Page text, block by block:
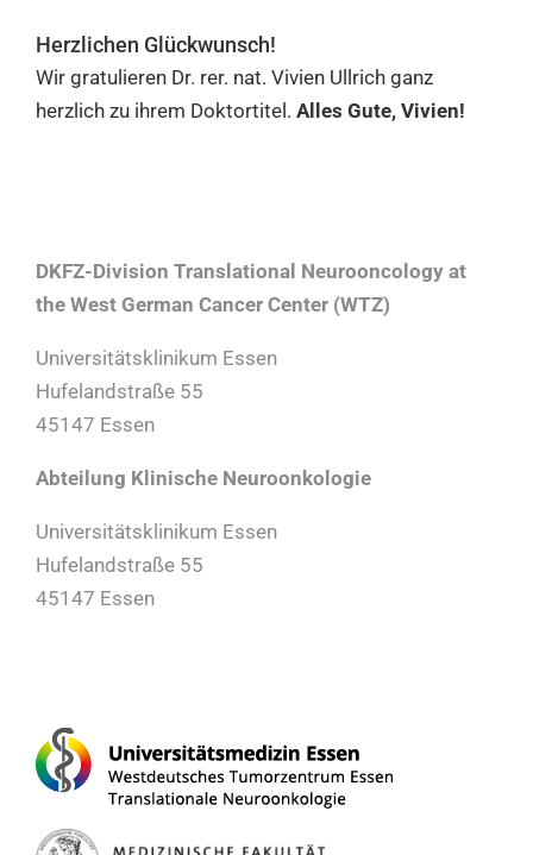
Herzlichen Glückwunsch!
Wir gratulieren Dr. rer. nat. Vivien Ullrich ganz
herzlich zu ihrem Doktortitel. Alles Gute, Vivien!
DKFZ-Division Translational Neurooncology at
the West German Cancer Center (WTZ)
Universitätsklinikum Essen
Hufelandstraße 55
45147 Essen
Abteilung Klinische Neuroonkologie
Universitätsklinikum Essen
Hufelandstraße 55
45147 Essen